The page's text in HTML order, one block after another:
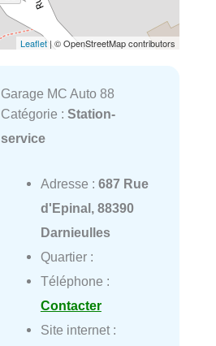
Leaflet| © OpenStreetMap contributors
Garage MC Auto 88
Catégorie : Station-
service
Adresse : 687 Rue
d'Epinal, 88390
Darnieulles
Quartier :
Téléphone :
Contacter
Site internet :